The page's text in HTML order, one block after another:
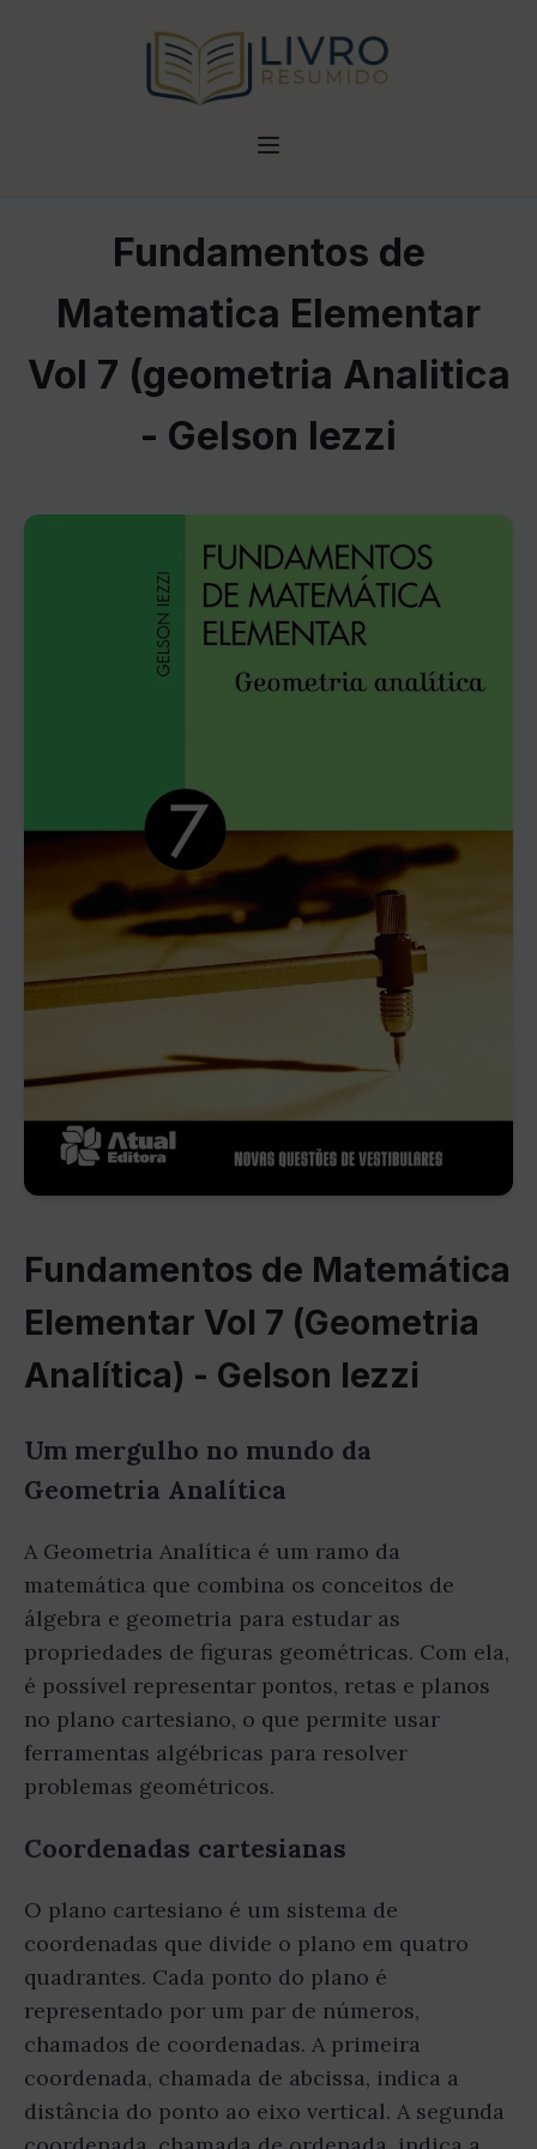
Fundamentos de
Matematica Elementar
Vol 7 (geometria Analitica
- Gelson Iezzi
Fundamentos de Matemática
Elementar Vol 7 (Geometria
Analítica) - Gelson Iezzi
Um mergulho no mundo da
Geometria Analítica
A Geometria Analítica é um ramo da
matemática que combina os conceitos de
álgebra e geometria para estudar as
propriedades de figuras geométricas. Com ela,
é possível representar pontos, retas e planos
no plano cartesiano, o que permite usar
ferramentas algébricas para resolver
problemas geométricos.
Coordenadas cartesianas
O plano cartesiano é um sistema de
coordenadas que divide o plano em quatro
quadrantes. Cada ponto do plano é
representado por um par de números,
chamados de coordenadas. A primeira
coordenada, chamada de abcissa, indica a
distância do ponto ao eixo vertical. A segunda